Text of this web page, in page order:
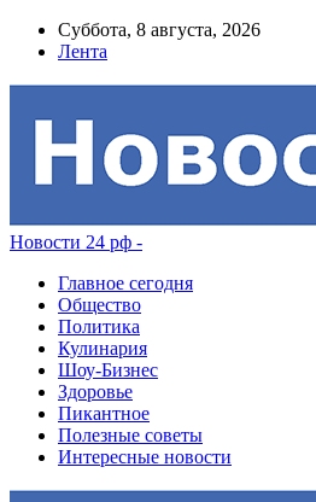
Суббота, 8 августа, 2026
Лента
Новости 24 рф -
Главное сегодня
Общество
Политика
Кулинария
Шоу-Бизнес
Здоровье
Пикантное
Полезные советы
Интересные новости